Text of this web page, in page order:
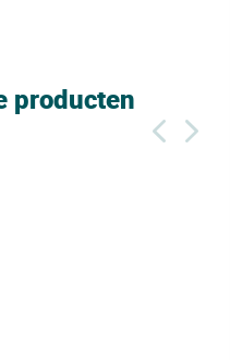
producten